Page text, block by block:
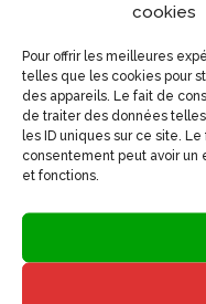
cookies
Pour offrir les meilleures
telles que les cookies pour
des appareils. Le fait de
de traiter des données
les ID uniques sur ce site.
consentement peut avoir
et fonctions.
Le Grand Castanet –
500 Chemin Vieux de
30900 Nîmes
04 66 93 27 91
06 82 22 72 51
Articles récents